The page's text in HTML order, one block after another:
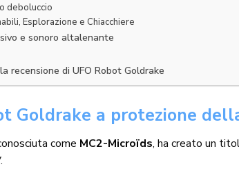
deboluccio
Esplorazione e Chiacchiere
e sonoro altalenante
recensione di UFO Robot Goldrake
Goldrake a protezione
come MC2-Microïds, ha creato un